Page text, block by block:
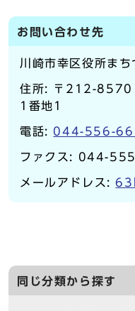
お問い合わせ先
川崎市幸区役所ま
住所: 〒212-8570
1番地1
電話: 044-556-
ファクス: 044-
メールアドレス:
同じ分類から探す